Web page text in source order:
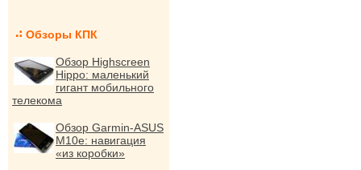
Обзоры КПК
Обзор Highscreen
Hippo: маленький
гигант мобильного
телекома
Обзор Garmin-ASUS
M10e: навигация
«из коробки»